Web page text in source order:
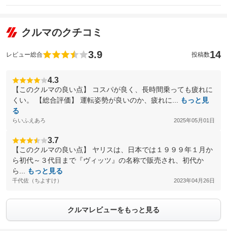
クルマのクチコミ
レビュー総合 3.9 投稿数14
4.3
【このクルマの良い点】 コスパが良く、長時間乗っても疲れに
くい。 【総合評価】 運転姿勢が良いのか、疲れに...
もっと見
る
らいふえあろ 2025年05月01日
3.7
【このクルマの良い点】 ヤリスは、日本では１９９９年１月か
ら初代～３代目まで『ヴィッツ』の名称で販売され、初代か
ら...
もっと見る
千代佐（ちよすけ） 2023年04月26日
クルマレビューをもっと見る